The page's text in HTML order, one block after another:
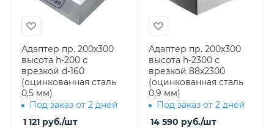
Адаптер пр. 200х300
высота h-200 с
врезкой d-160
(оцинкованная сталь
0,5 мм)
Под заказ от 2 дней
1 121 руб./шт
Адаптер пр. 200х300
высота h-2300 с
врезкой 88х2300
(оцинкованная сталь
0,9 мм)
Под заказ от 2 дней
14 590 руб./шт